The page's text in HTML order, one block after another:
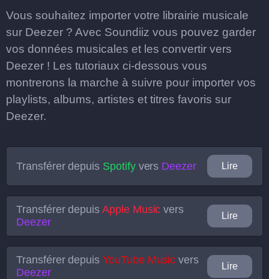
Vous souhaitez importer votre librairie musicale
sur Deezer ? Avec Soundiiz vous pouvez garder
vos données musicales et les convertir vers
Deezer ! Les tutoriaux ci-dessous vous
montrerons la marche à suivre pour importer vos
playlists, albums, artistes et titres favoris sur
Deezer.
Transférer depuis Spotifyvers Deezer Lire
Transférer depuisApple Music vers
Deezer
Lire
Transférer depuisYouTube Music vers
Deezer
Lire